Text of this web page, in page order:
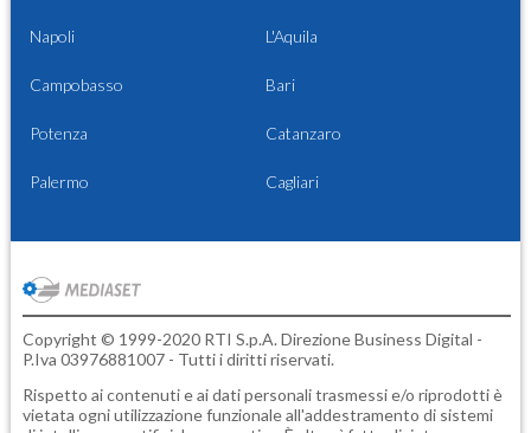
Napoli L'Aquila
Campobasso Bari
Potenza Catanzaro
Palermo Cagliari
Copyright © 1999-2020 RTI S.p.A. Direzione Business Digital -
P.Iva 03976881007 - Tutti i diritti riservati.
Rispetto ai contenuti e ai dati personali trasmessi e/o riprodotti è
vietata ogni utilizzazione funzionale all'addestramento di sistemi